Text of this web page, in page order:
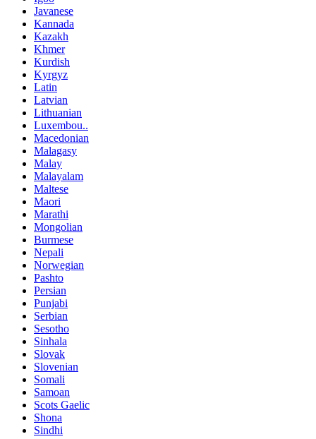
Javanese
Kannada
Kazakh
Khmer
Kurdish
Kyrgyz
Latin
Latvian
Lithuanian
Luxembou..
Macedonian
Malagasy
Malay
Malayalam
Maltese
Maori
Marathi
Mongolian
Burmese
Nepali
Norwegian
Pashto
Persian
Punjabi
Serbian
Sesotho
Sinhala
Slovak
Slovenian
Somali
Samoan
Scots Gaelic
Shona
Sindhi